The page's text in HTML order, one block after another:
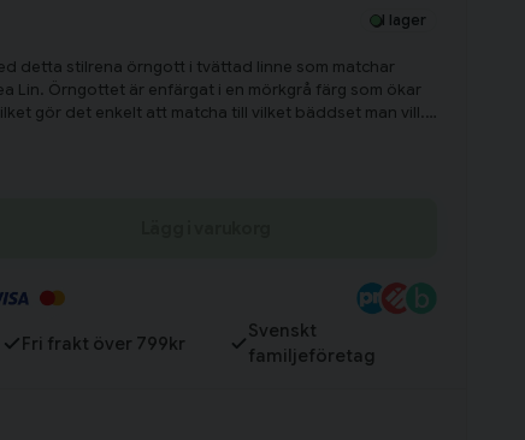
I lager
detta stilrena örngott i tvättad linne som matchar
Lin. Örngottet är enfärgat i en mörkgrå färg som ökar
gör det enkelt att matcha till vilket bäddset man vill.
från Linnea Lin och skapa en egen unik look i
Fri frakt över 799kr
Svenskt
familjeföretag